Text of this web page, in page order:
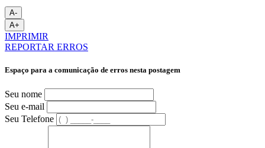
A-
A+
IMPRIMIR
REPORTAR ERROS
Espaço para a comunicação de erros nesta postagem
Seu nome
Seu e-mail
Seu Telefone